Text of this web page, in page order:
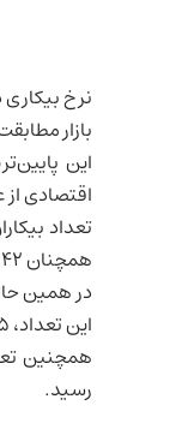
نرخ بیکاری
بازار
اقتصادی
همچنان ۴۲ هزار و ۷۹۲ نفر بیشتر از مدت مشابه سال گذشته بود.
این تعداد، ۷۶/۵ درصد مرد و ۲۳/۵ درصد زن بودند.
رسید.